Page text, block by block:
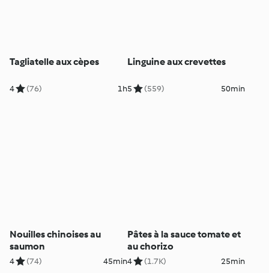
Tagliatelle aux cèpes
4 (76) 1h
Linguine aux crevettes
5 (559) 50min
Nouilles chinoises au
saumon
4 (74) 45min
Pâtes à la sauce tomate et
au chorizo
4 (1.7K) 25min